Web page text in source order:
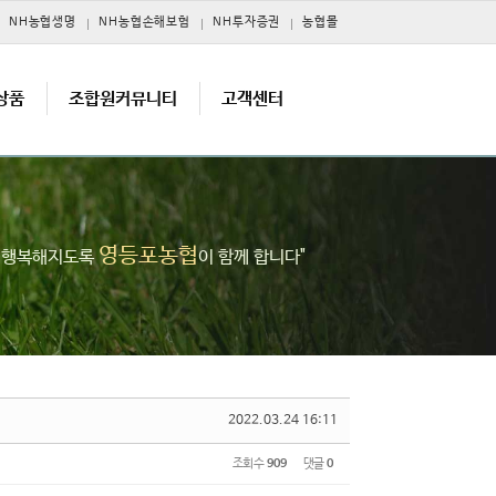
NH농협생명 NH농협손해보험 NH투자증권 농협몰
품 조합원커뮤니티 고객센터
복해지도록영등포농협이 함께 합니다"
2022.03.24 16:11
조회 수909 댓글0